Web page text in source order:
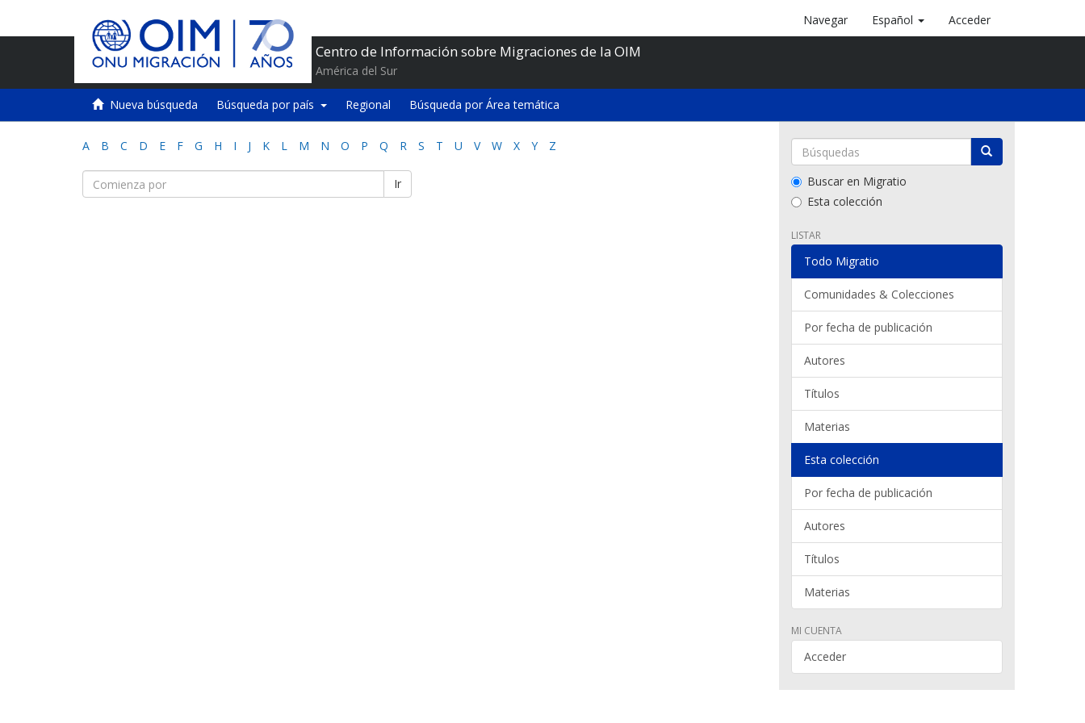
Centro de Información sobre Migraciones de la OIM
América del Sur
Navegar Español Acceder
Nueva búsqueda Búsqueda por país Regional Búsqueda por Área temática
A B C D E F G H I J K L M N O P Q R S T U V W X Y Z
Ir
Buscar en Migratio
Esta colección
LISTAR
Todo Migratio
Comunidades & Colecciones
Por fecha de publicación
Autores
Títulos
Materias
Esta colección
Por fecha de publicación
Autores
Títulos
Materias
MI CUENTA
Acceder